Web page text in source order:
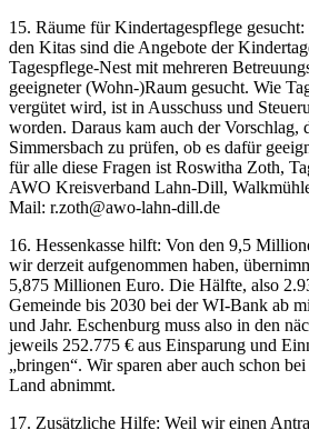
15. Räume für Kindertagespflege
den Kitas sind die Angebote der
Tagespflege-Nest mit mehreren
geeigneter (Wohn-)Raum gesucht. Wie
vergütet wird, ist in Ausschuss und
worden. Daraus kam auch der Vorschlag,
Simmersbach zu prüfen, ob es dafür
für alle diese Fragen ist Roswitha Zoth,
AWO Kreisverband Lahn-Dill,
Mail: r.zoth@awo-lahn-dill.de
16. Hessenkasse hilft: Von den 9,5
wir derzeit aufgenommen haben,
5,875 Millionen Euro. Die Hälfte, also
Gemeinde bis 2030 bei der WI-Bank ab
und Jahr. Eschenburg muss also in den
jeweils 252.775 € aus Einsparung und
„bringen“. Wir sparen aber auch schon
Land abnimmt.
17. Zusätzliche Hilfe: Weil wir einen